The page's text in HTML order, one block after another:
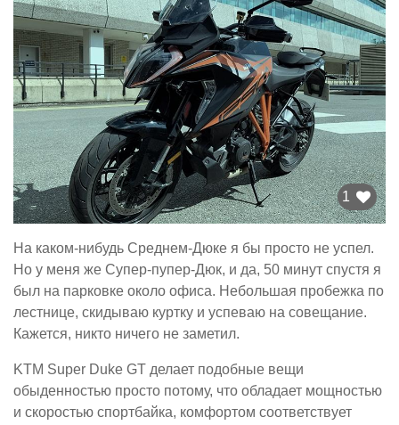
1
На каком-нибудь Среднем-Дюке я бы просто не успел.
Но у меня же Супер-пупер-Дюк, и да, 50 минут спустя я
был на парковке около офиса. Небольшая пробежка по
лестнице, скидываю куртку и успеваю на совещание.
Кажется, никто ничего не заметил.
KTM Super Duke GT делает подобные вещи
обыденностью просто потому, что обладает мощностью
и скоростью спортбайка, комфортом соответствует